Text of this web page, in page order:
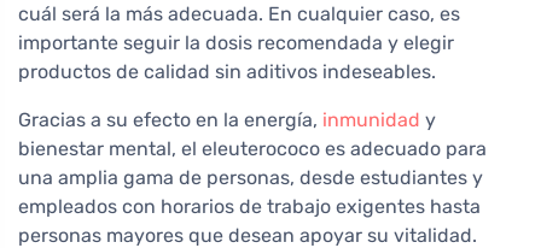
cuál será la más adecuada. En cualquier caso, es
importante seguir la dosis recomendada y elegir
productos de calidad sin aditivos indeseables.
Gracias a su efecto en la energía, inmunidad y
bienestar mental, el eleuterococo es adecuado para
una amplia gama de personas, desde estudiantes y
empleados con horarios de trabajo exigentes hasta
personas mayores que desean apoyar su vitalidad.